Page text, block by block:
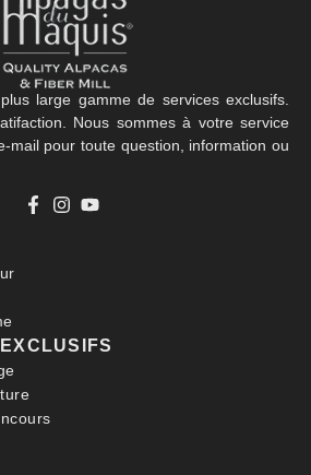
large gamme de services exclusifs.
Nous sommes à votre service
mail pour toute question, information ou